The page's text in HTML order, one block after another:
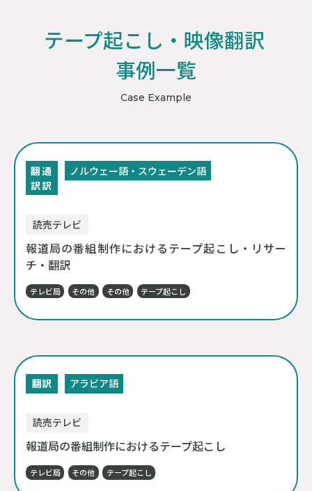
テープ起こし・映像翻訳
事例一覧
Case Example
翻
訳
通
訳
ノルウェー語・スウェーデン語
読売テレビ
報道局の番組制作におけるテープ起こし・リサー
チ・翻訳
テレビ局 その他 その他 テープ起こし
翻訳 アラビア語
読売テレビ
報道局の番組制作におけるテープ起こし
テレビ局 その他 テープ起こし